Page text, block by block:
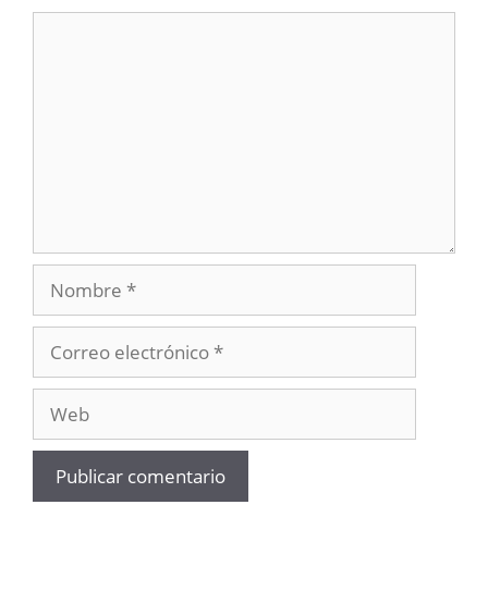
Nombre
electrónico